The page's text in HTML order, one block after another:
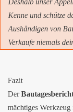
Deshalb unser
Kenne und schütze
Aushändigen von
Verkaufe niemals
Fazit
Der
mächtiges